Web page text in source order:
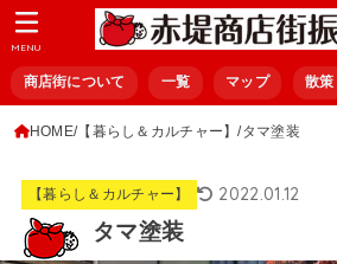
商店街について 一覧 マップ 散策
MENU
HOME 【暮らし＆カルチャー】 タマ塗装
【暮らし＆カルチャー】 2022.01.12
タマ塗装